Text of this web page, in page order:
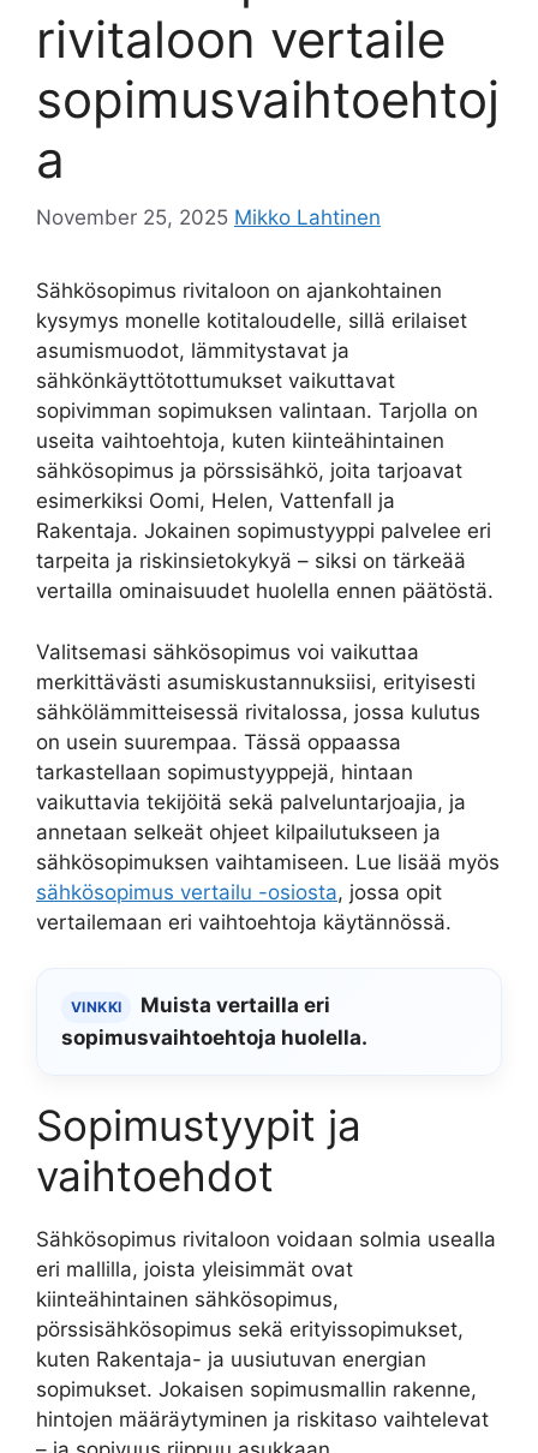
rivitaloon vertaile
sopimusvaihtoehtoj
a
November 25, 2025 Mikko Lahtinen
Sähkösopimus rivitaloon on ajankohtainen
kysymys monelle kotitaloudelle, sillä erilaiset
asumismuodot, lämmitystavat ja
sähkönkäyttötottumukset vaikuttavat
sopivimman sopimuksen valintaan. Tarjolla on
useita vaihtoehtoja, kuten kiinteähintainen
sähkösopimus ja pörssisähkö, joita tarjoavat
esimerkiksi Oomi, Helen, Vattenfall ja
Rakentaja. Jokainen sopimustyyppi palvelee eri
tarpeita ja riskinsietokykyä – siksi on tärkeää
vertailla ominaisuudet huolella ennen päätöstä.
Valitsemasi sähkösopimus voi vaikuttaa
merkittävästi asumiskustannuksiisi, erityisesti
sähkölämmitteisessä rivitalossa, jossa kulutus
on usein suurempaa. Tässä oppaassa
tarkastellaan sopimustyyppejä, hintaan
vaikuttavia tekijöitä sekä palveluntarjoajia, ja
annetaan selkeät ohjeet kilpailutukseen ja
sähkösopimuksen vaihtamiseen. Lue lisää myös
sähkösopimus vertailu -osiosta, jossa opit
vertailemaan eri vaihtoehtoja käytännössä.
VINKKI
Muista vertailla eri
sopimusvaihtoehtoja huolella.
Sopimustyypit ja
vaihtoehdot
Sähkösopimus rivitaloon voidaan solmia usealla
eri mallilla, joista yleisimmät ovat
kiinteähintainen sähkösopimus,
pörssisähkösopimus sekä erityissopimukset,
kuten Rakentaja- ja uusiutuvan energian
sopimukset. Jokaisen sopimusmallin rakenne,
hintojen määräytyminen ja riskitaso vaihtelevat